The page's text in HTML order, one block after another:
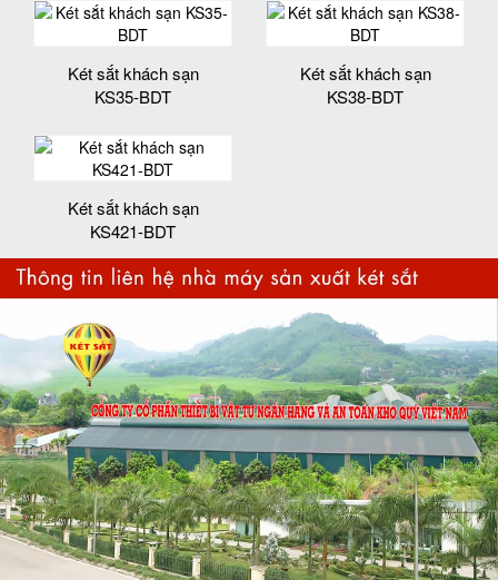
Két sắt khách sạn
KS35-BDT
Két sắt khách sạn
KS38-BDT
Két sắt khách sạn
KS421-BDT